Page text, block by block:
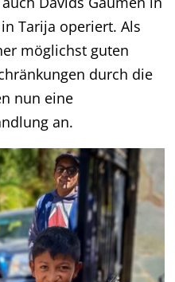
Tarija operiert. Als
möglichst guten
durch die
nun eine
an.